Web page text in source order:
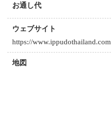
お通し代
ウェブサイト
https://www.ippudothailand.com
地図